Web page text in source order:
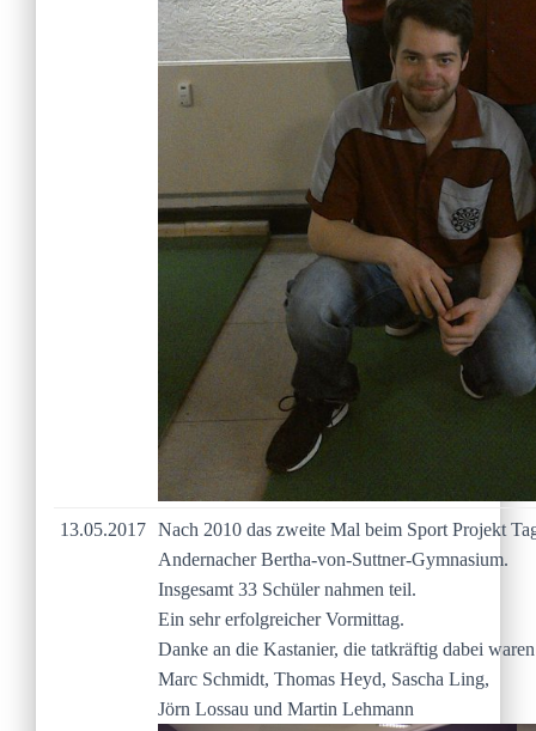
13.05.2017 Nach 2010 das zweite Mal beim Sport Projekt
Andernacher Bertha-von-Suttner-Gymnasium.
Insgesamt 33 Schüler nahmen teil.
Ein sehr erfolgreicher Vormittag.
Danke an die Kastanier, die tatkräftig dabei
Marc Schmidt, Thomas Heyd, Sascha Ling,
Jörn Lossau und Martin Lehmann